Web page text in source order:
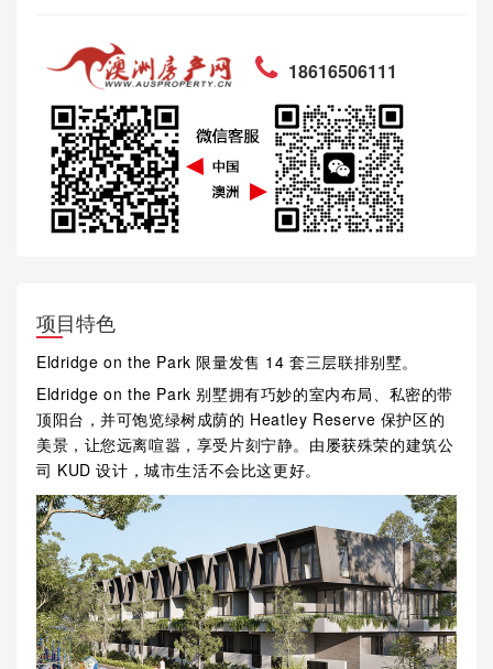
18616506111
项目特色
Eldridge on the Park 限量发售 14 套三层联排别墅。
Eldridge on the Park 别墅拥有巧妙的室内布局、私密的带
顶阳台，并可饱览绿树成荫的 Heatley Reserve 保护区的
美景，让您远离喧嚣，享受片刻宁静。由屡获殊荣的建筑公
司 KUD 设计，城市生活不会比这更好。